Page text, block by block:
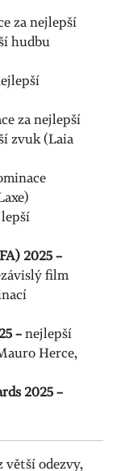
za nejlepší
hudbu
za nejlepší
zvuk (Laia
2025 –
film
–nejlepší
Herce,
2025 –
odezvy,